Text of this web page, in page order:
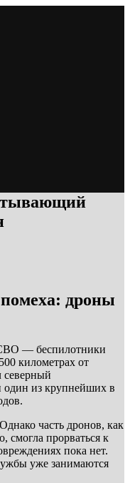
дроны
— беспилотники
километрах от
северный
один из крупнейших в
часть дронов, как
смогла прорваться к
пока нет.
уже занимаются